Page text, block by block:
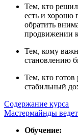
Тем, кто
есть и хорошо
обратить
продвижении
Тем, кому
становлению
Тем, кто готов
стабильный
Содержание курса
Мастермайнды ведет
Обучение: